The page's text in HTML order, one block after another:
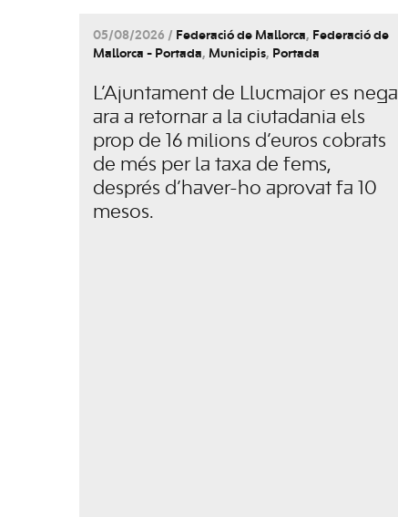
05/08/2026 / Federació de Mallorca, Federació de
Mallorca - Portada, Municipis, Portada
L’Ajuntament de Llucmajor es nega
ara a retornar a la ciutadania els
prop de 16 milions d’euros cobrats
de més per la taxa de fems,
després d’haver-ho aprovat fa 10
mesos.